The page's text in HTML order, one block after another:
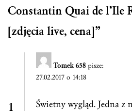
Constantin Quai de l’Ile
[zdjęcia live, cena]”
Tomek 658 pisze:
27.02.2017 o 14:18
Świetny wygląd. Jedna z